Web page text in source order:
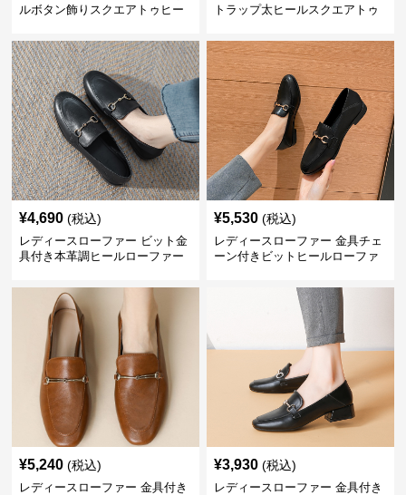
ルボタン飾りスクエアトゥヒー
トラップ太ヒールスクエアトゥ
¥4,690 (税込)
レディースローファー ビット金
具付き本革調ヒールローファー
¥5,530 (税込)
レディースローファー 金具チェ
ーン付きビットヒールローファ
¥5,240 (税込)
レディースローファー 金具付き
¥3,930 (税込)
レディースローファー 金具付き